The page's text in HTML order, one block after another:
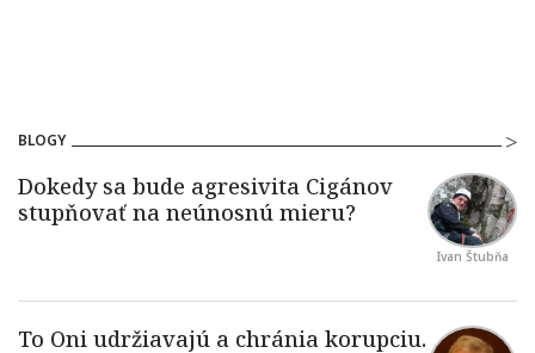
BLOGY
Ivan Štubňa